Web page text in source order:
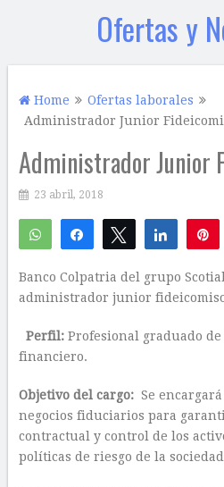
Ofertas y
Home
Ofertas laborales
Administrador Junior
Administrador Junior
23 abril, 2018
WhatsAppCompartirTwittear
Banco Colpatria del grupo
administrador junior
Perfil: Profesional graduado
financiero.
Objetivo del cargo:Se
negocios fiduciarios para
contractual y control de los
políticas de riesgo de la